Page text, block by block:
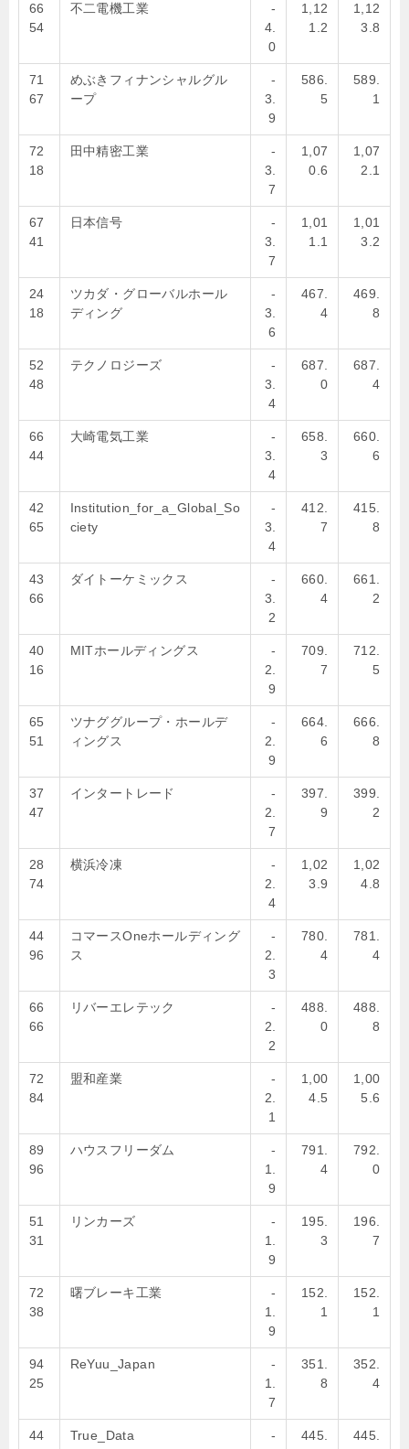
66
54
不二電機工業
-
4.
0
1,12
1.2
1,12
3.8
71
67
めぶきフィナンシャルグル
ープ
-
3.
9
586.
5
589.
1
72
18
田中精密工業
-
3.
7
1,07
0.6
1,07
2.1
67
41
日本信号
-
3.
7
1,01
1.1
1,01
3.2
24
18
ツカダ・グローバルホール
ディング
-
3.
6
467.
4
469.
8
52
48
テクノロジーズ
-
3.
4
687.
0
687.
4
66
44
大崎電気工業
-
3.
4
658.
3
660.
6
42
65
Institution_for_a_Global_So
ciety
-
3.
4
412.
7
415.
8
43
66
ダイトーケミックス
-
3.
2
660.
4
661.
2
40
16
MITホールディングス
-
2.
9
709.
7
712.
5
65
51
ツナググループ・ホールデ
ィングス
-
2.
9
664.
6
666.
8
37
47
インタートレード
-
2.
7
397.
9
399.
2
28
74
横浜冷凍
-
2.
4
1,02
3.9
1,02
4.8
44
96
コマースOneホールディング
ス
-
2.
3
780.
4
781.
4
66
66
リバーエレテック
-
2.
2
488.
0
488.
8
72
84
盟和産業
-
2.
1
1,00
4.5
1,00
5.6
89
96
ハウスフリーダム
-
1.
9
791.
4
792.
0
51
31
リンカーズ
-
1.
9
195.
3
196.
7
72
38
曙ブレーキ工業
-
1.
9
152.
1
152.
1
94
25
ReYuu_Japan
-
1.
7
351.
8
352.
4
44
True_Data
-
445.
445.